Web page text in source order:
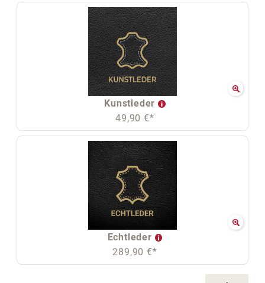
Kunstleder
49,90 €*
Echtleder
289,90 €*